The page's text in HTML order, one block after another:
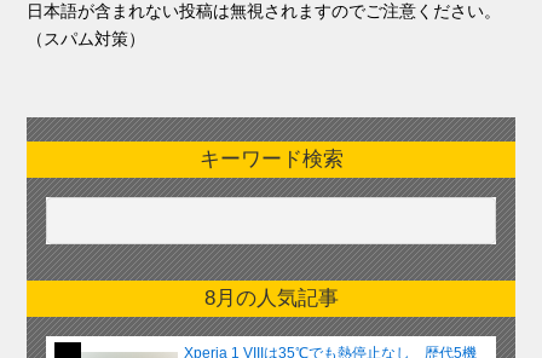
日本語が含まれない投稿は無視されますのでご注意ください。
（スパム対策）
キーワード検索
8月の人気記事
Xperia 1 VIIIは35℃でも熱停止なし 歴代5機